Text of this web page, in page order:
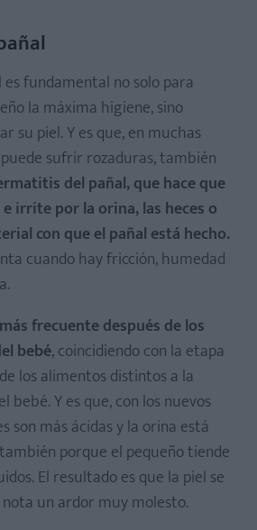
fundamental no solo para
la máxima higiene, sino
su piel. Y es que, en muchas
sufrir rozaduras, también
del pañal, que hace que
irrite por la orina, las heces o
con que el pañal está hecho.
cuando hay fricción, humedad
frecuente después de los
bebé, coincidiendo con la etapa
los alimentos distintos a la
bebé. Y es que, con los nuevos
son más ácidas y la orina está
porque el pequeño tiende
El resultado es que la piel se
un ardor muy molesto.